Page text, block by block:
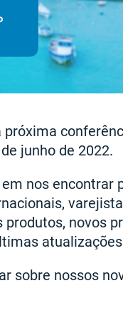
próxima
junho de 2022.
nos encontrar
novos
sobre nossos